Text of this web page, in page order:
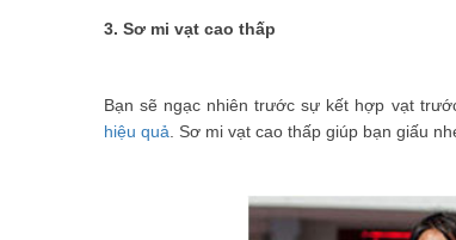
3. Sơ mi vạt cao thấp
Bạn sẽ ngạc nhiên trước sự kết hợp vạt
hiệu quả . Sơ mi vạt cao thấp giúp bạn giấu